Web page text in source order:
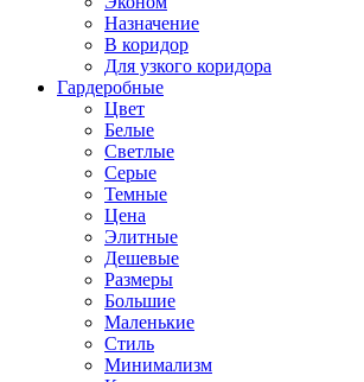
Назначение
В коридор
Для узкого коридора
Гардеробные
Цвет
Белые
Светлые
Серые
Темные
Цена
Элитные
Дешевые
Размеры
Большие
Маленькие
Стиль
Минимализм